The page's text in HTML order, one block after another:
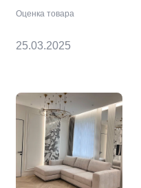
культурные, опрятные,
упаковке. И что
материал (его просто
увезен ребятами
Оценка товара
25.03.2025